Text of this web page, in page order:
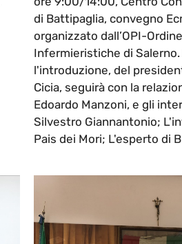
di Battipaglia, convegno
organizzato dall’OPI-
Infermieristiche di
l'introduzione, del
Cicia, seguirà con la
Edoardo Manzoni, e gli
Silvestro Giannantonio;
Pais dei Mori; L'esperto di